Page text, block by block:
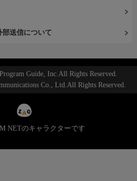
部送信について
Guide, Inc.All Rights Reserved.
Co., Ltd.All Rights Reserved.
NETのキャラクターです